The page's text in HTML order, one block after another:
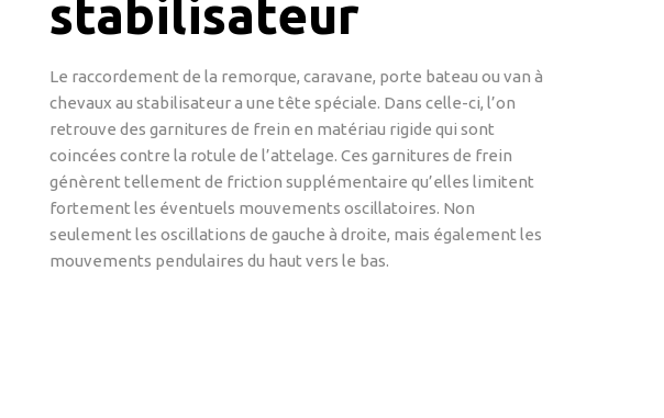
stabilisateur
Le raccordement de la remorque, caravane, porte bateau ou van à
chevaux au stabilisateur a une tête spéciale. Dans celle-ci, l’on
retrouve des garnitures de frein en matériau rigide qui sont
coincées contre la rotule de l’attelage. Ces garnitures de frein
génèrent tellement de friction supplémentaire qu’elles limitent
fortement les éventuels mouvements oscillatoires. Non
seulement les oscillations de gauche à droite, mais également les
mouvements pendulaires du haut vers le bas.